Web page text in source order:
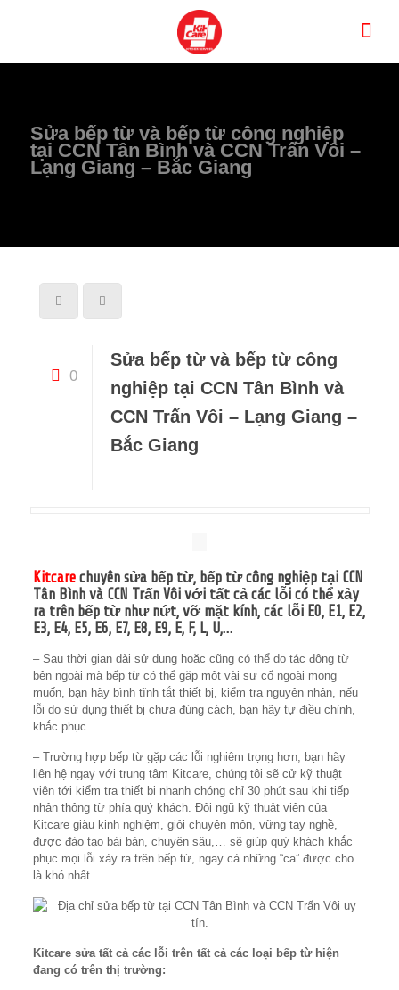
Sửa bếp từ và bếp từ công nghiệp
tại CCN Tân Bình và CCN Trấn Vôi –
Lạng Giang – Bắc Giang
0
Sửa bếp từ và bếp từ công
nghiệp tại CCN Tân Bình và
CCN Trấn Vôi – Lạng Giang –
Bắc Giang
Kitcare chuyên sửa bếp từ, bếp từ công nghiệp tại CCN
Tân Bình và CCN Trấn Vôi với tất cả các lỗi có thể xảy
ra trên bếp từ như nứt, vỡ mặt kính, các lỗi E0, E1, E2,
E3, E4, E5, E6, E7, E8, E9, E, F, L, U,…
– Sau thời gian dài sử dụng hoặc cũng có thể do tác động từ
bên ngoài mà bếp từ có thể gặp một vài sự cố ngoài mong
muốn, bạn hãy bình tĩnh tắt thiết bị, kiểm tra nguyên nhân, nếu
lỗi do sử dụng thiết bị chưa đúng cách, bạn hãy tự điều chỉnh,
khắc phục.
– Trường hợp bếp từ gặp các lỗi nghiêm trọng hơn, bạn hãy
liên hệ ngay với trung tâm Kitcare, chúng tôi sẽ cử kỹ thuật
viên tới kiểm tra thiết bị nhanh chóng chỉ 30 phút sau khi tiếp
nhận thông từ phía quý khách. Đội ngũ kỹ thuật viên của
Kitcare giàu kinh nghiệm, giỏi chuyên môn, vững tay nghề,
được đào tạo bài bản, chuyên sâu,… sẽ giúp quý khách khắc
phục mọi lỗi xảy ra trên bếp từ, ngay cả những “ca” được cho
là khó nhất.
Kitcare sửa tất cả các lỗi trên tất cả các loại bếp từ hiện
đang có trên thị trường: